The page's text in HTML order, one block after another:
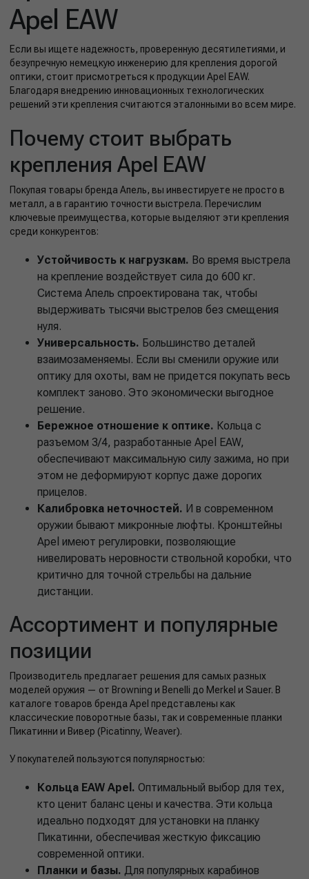
Apel EAW
Если вы ищете надежность, проверенную десятилетиями, и
безупречную немецкую инженерию для крепления дорогой
оптики, стоит присмотреться к продукции Apel EAW.
Благодаря внедрению инновационных технологических
решений эти крепления считаются эталонными во всем мире.
Почему стоит выбрать
крепления Apel EAW
Покупая товары бренда Апель, вы инвестируете не просто в
металл, а в гарантию точности выстрела. Перечислим
ключевые преимущества, которые выделяют эти крепления
среди конкурентов:
Устойчивость к нагрузкам. Во время выстрела
на крепление воздействует сила до 600 кг.
Система Апель спроектирована так, чтобы
выдерживать тысячи выстрелов без смещения
нуля.
Универсальность. Большинство деталей
взаимозаменяемы. Если вы сменили оружие или
оптику для охоты, вам не придется покупать весь
комплект заново. Это экономически выгодное
решение.
Бережное отношение к оптике. Кольца с
разъемом 3/4, разработанные Apel EAW,
обеспечивают максимальную силу зажима, но при
этом не деформируют корпус даже дорогих
прицелов.
Калибровка неточностей. И в современном
оружии бывают микронные люфты. Кронштейны
Apel имеют регулировки, позволяющие
нивелировать неровности ствольной коробки, что
критично для точной стрельбы на дальние
дистанции.
Ассортимент и популярные
позиции
Производитель предлагает решения для самых разных
моделей оружия — от Browning и Benelli до Merkel и Sauer. В
каталоге товаров бренда Apel представлены как
классические поворотные базы, так и современные планки
Пикатинни и Вивер (Picatinny, Weaver).
У покупателей пользуются популярностью:
Кольца EAW Apel. Оптимальный выбор для тех,
кто ценит баланс цены и качества. Эти кольца
идеально подходят для установки на планку
Пикатинни, обеспечивая жесткую фиксацию
современной оптики.
Планки и базы. Для популярных карабинов